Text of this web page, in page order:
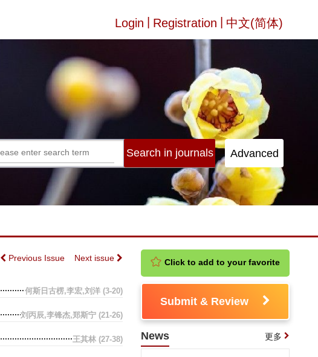
Login Registration 中文(简体)
Previous Issue Next issue
何斯日古楞,李宏,刘洋 (3-20)
刘丙辰,李锋杰,郑斯宁 (21-26)
王其林 (27-38)
Click to add to your favorite
Submit & Review
News 更多